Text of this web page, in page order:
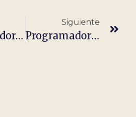
Programador/a Drupal (100% Teletrabajo)
Siguiente
Programador AS/400 (Remoto 100%)